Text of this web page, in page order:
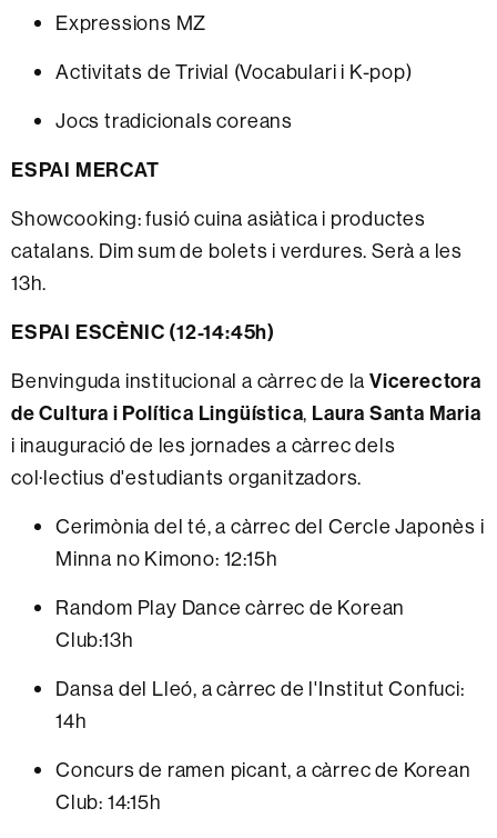
Expressions MZ
Activitats de Trivial (Vocabulari i K-pop)
Jocs tradicionals coreans
ESPAI MERCAT
Showcooking: fusió cuina asiàtica i productes
catalans. Dim sum de bolets i verdures. Serà a les
13h.
ESPAI ESCÈNIC (12-14:45h)
Benvinguda institucional a càrrec de la Vicerectora
de Cultura i Política Lingüística, Laura Santa Maria
i inauguració de les jornades a càrrec dels
col·lectius d'estudiants organitzadors.
Cerimònia del té, a càrrec del Cercle Japonès i
Minna no Kimono: 12:15h
Random Play Dance càrrec de Korean
Club:13h
Dansa del Lleó, a càrrec de l'Institut Confuci:
14h
Concurs de ramen picant, a càrrec de Korean
Club: 14:15h